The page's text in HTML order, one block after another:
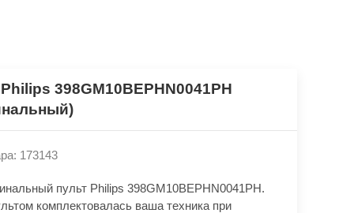
398GM10BEPHN0041PH
173143
пульт Philips 398GM10BEPHN0041PH.
комплектовалась ваша техника при